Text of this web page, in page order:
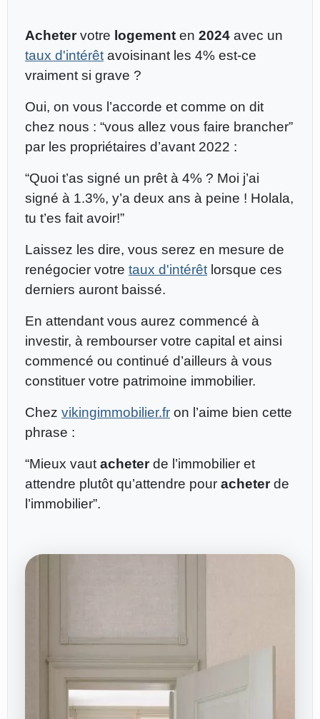
Achetervotre logementen 2024avec un
taux d'intérêtavoisinant les 4% est-ce
vraiment si grave ?
Oui, on vous l’accorde et comme on dit
chez nous : “vous allez vous faire brancher”
par les propriétaires d’avant 2022 :
“Quoi t’as signé un prêt à 4% ? Moi j’ai
signé à 1.3%, y’a deux ans à peine ! Holala,
tu t’es fait avoir!”
Laissez les dire, vous serez en mesure de
renégocier votre taux d'intérêtlorsque ces
derniers auront baissé.
En attendant vous aurez commencé à
investir, à rembourser votre capital et ainsi
commencé ou continué d’ailleurs à vous
constituer votre patrimoine immobilier.
Chez vikingimmobilier.fron l’aime bien cette
phrase :
“Mieux vaut acheterde l’immobilier et
attendre plutôt qu’attendre pour acheterde
l’immobilier”.